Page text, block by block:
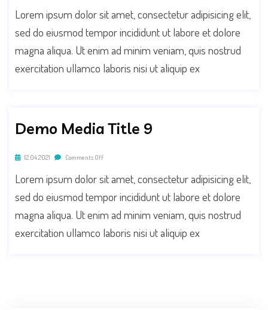
Lorem ipsum dolor sit amet, consectetur adipisicing elit,
sed do eiusmod tempor incididunt ut labore et dolore
magna aliqua. Ut enim ad minim veniam, quis nostrud
exercitation ullamco laboris nisi ut aliquip ex
Demo Media Title 9
12.04.2021 Comments Off
Lorem ipsum dolor sit amet, consectetur adipisicing elit,
sed do eiusmod tempor incididunt ut labore et dolore
magna aliqua. Ut enim ad minim veniam, quis nostrud
exercitation ullamco laboris nisi ut aliquip ex